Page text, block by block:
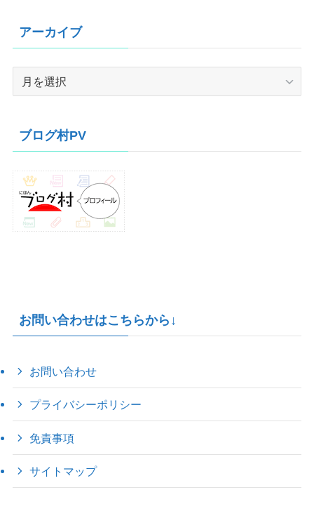
アーカイブ
ブ
ブログ村PV
お問い合わせはこちらから↓
お問い合わせ
プライバシーポリシー
免責事項
サイトマップ